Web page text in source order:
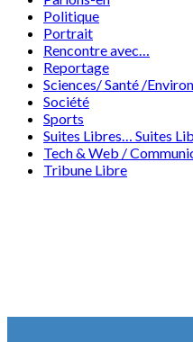
Politique
Portrait
Rencontre avec…
Reportage
Sciences/ Santé /
Société
Sports
Suites Libres… Suites
Tech & Web /
Tribune Libre